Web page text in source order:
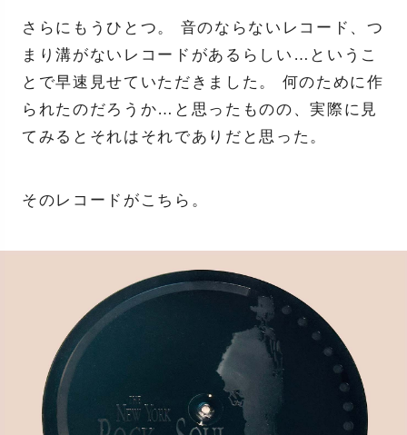
さらにもうひとつ。 音のならないレコード、つ
まり溝がないレコードがあるらしい…というこ
とで早速見せていただきました。 何のために作
られたのだろうか…と思ったものの、実際に見
てみるとそれはそれでありだと思った。
そのレコードがこちら。